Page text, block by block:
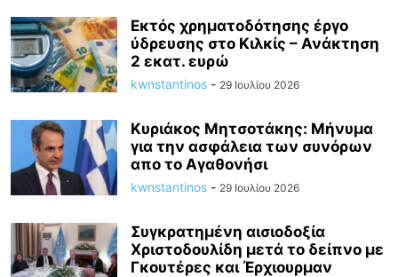
Εκτός χρηματοδότησης έργο
ύδρευσης στο Κιλκίς – Ανάκτηση
2 εκατ. ευρώ
kwnstantinos - 29 Ιουλίου 2026
Κυριάκος Μητσοτάκης: Mήνυμα
για την ασφάλεια των συνόρων
απο το Αγαθονήσι
kwnstantinos - 29 Ιουλίου 2026
Συγκρατημένη αισιοδοξία
Χριστοδουλίδη μετά το δείπνο με
Γκουτέρες και Έρχιουρμαν